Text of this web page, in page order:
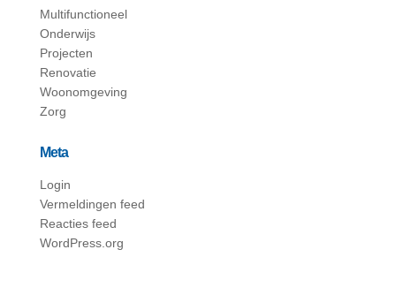
Multifunctioneel
Onderwijs
Projecten
Renovatie
Woonomgeving
Zorg
Meta
Login
Vermeldingen feed
Reacties feed
WordPress.org